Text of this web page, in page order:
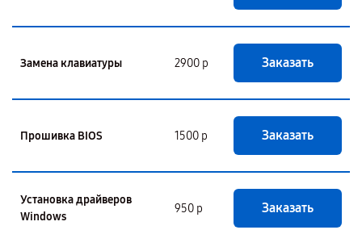
Замена клавиатуры 2900 р Заказать
Прошивка BIOS 1500 р Заказать
Установка драйверов
Windows
950 р Заказать